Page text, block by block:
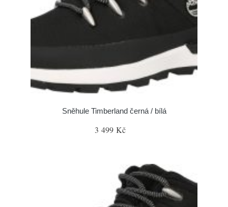
Sněhule Timberland černá / bílá
3 499 Kč